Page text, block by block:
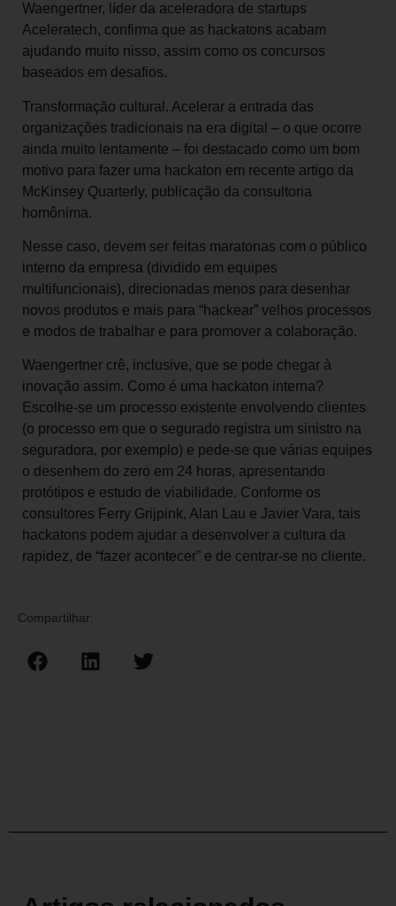
Waengertner, líder da aceleradora de startups
Aceleratech, confirma que as hackatons acabam
ajudando muito nisso, assim como os concursos
baseados em desafios.
Transformação cultural. Acelerar a entrada das
organizações tradicionais na era digital – o que ocorre
ainda muito lentamente – foi destacado como um bom
motivo para fazer uma hackaton em recente artigo da
McKinsey Quarterly, publicação da consultoria
homônima.
Nesse caso, devem ser feitas maratonas com o público
interno da empresa (dividido em equipes
multifuncionais), direcionadas menos para desenhar
novos produtos e mais para “hackear” velhos processos
e modos de trabalhar e para promover a colaboração.
Waengertner crê, inclusive, que se pode chegar à
inovação assim. Como é uma hackaton interna?
Escolhe-se um processo existente envolvendo clientes
(o processo em que o segurado registra um sinistro na
seguradora, por exemplo) e pede-se que várias equipes
o desenhem do zero em 24 horas, apresentando
protótipos e estudo de viabilidade. Conforme os
consultores Ferry Grijpink, Alan Lau e Javier Vara, tais
hackatons podem ajudar a desenvolver a cultura da
rapidez, de “fazer acontecer” e de centrar-se no cliente.
Compartilhar: